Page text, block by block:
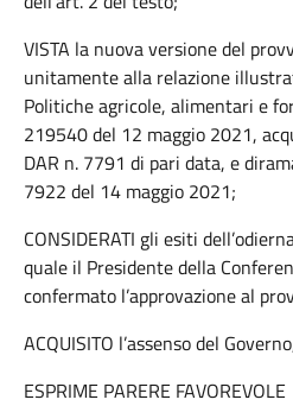
VISTA la nuova versione del
unitamente alla relazione
Politiche agricole, alimentari e
219540 del 12 maggio 2021,
DAR n. 7791 di pari data, e
7922 del 14 maggio 2021;
CONSIDERATI gli esiti
quale il Presidente della
confermato l’approvazione al
ACQUISITO l’assenso del
ESPRIME PARERE FAVOREVOLE